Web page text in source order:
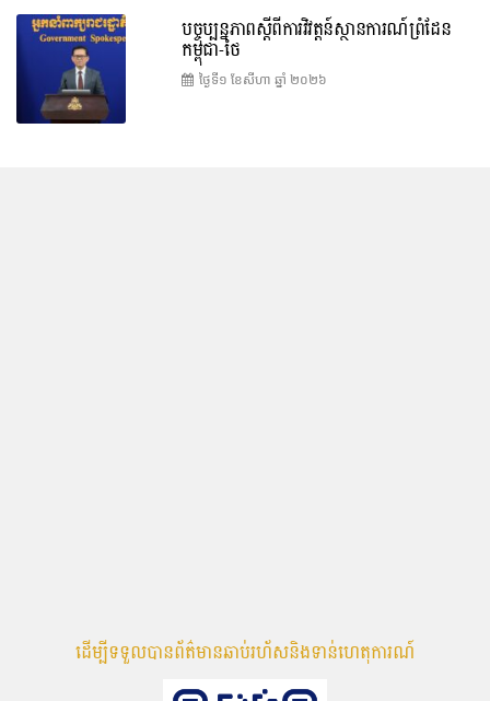
បច្ចុប្បន្នភាពស្ដីពីការវិវត្តន៍ស្ថានការណ៍ព្រំដែន
កម្ពុជា-ថៃ
ថ្ងៃទី១ ខែ​សីហា ឆ្នាំ ២០២៦
ដើម្បីទទួលបានព័ត៌មានឆាប់រហ័សនិងទាន់ហេតុការណ៍